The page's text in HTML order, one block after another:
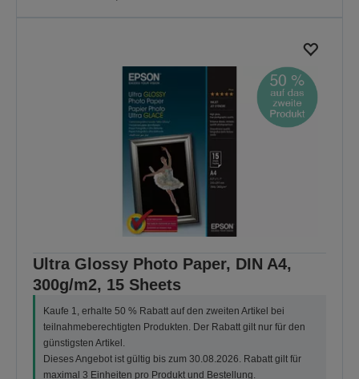
Ultra Glossy Photo Paper, DIN A4,
300g/m2, 15 Sheets
Kaufe 1, erhalte 50 % Rabatt auf den zweiten Artikel bei
teilnahmeberechtigten Produkten. Der Rabatt gilt nur für den
günstigsten Artikel.
Dieses Angebot ist gültig bis zum 30.08.2026. Rabatt gilt für
maximal 3 Einheiten pro Produkt und Bestellung.